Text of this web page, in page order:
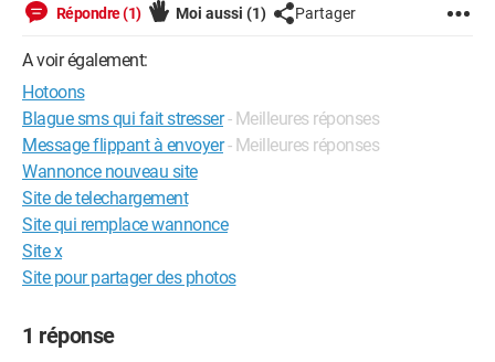
Répondre (1) Moi aussi (1) Partager
A voir également:
Hotoons
Blague sms qui fait stresser - Meilleures réponses
Message flippant à envoyer - Meilleures réponses
Wannonce nouveau site
Site de telechargement
Site qui remplace wannonce
Site x
Site pour partager des photos
1 réponse